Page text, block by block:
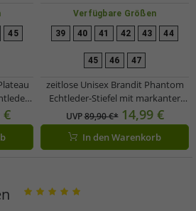
45
€
Verfügbare Größen
39 40 41 42 43 44
45 46 47
zeitlose Unisex Brandit Phantom
Echtleder-Stiefel mit markanter
Plateausohle Rangerstiefel im
Military-Stil Schnür-Boots 2. Wahl –
kleine Schönheitsfehler 9072-2
Schwarz
UVP89,90 €* 14,99 €
In den Warenkorb